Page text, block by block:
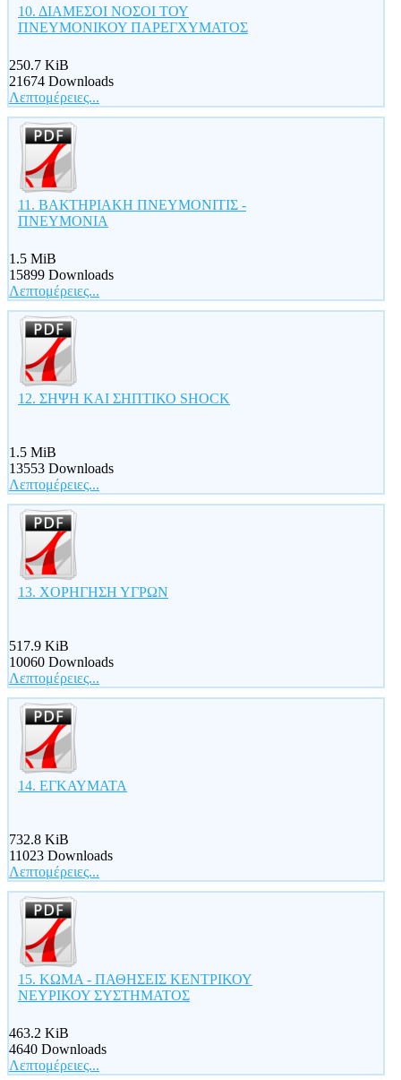
10. ΔΙΑΜΕΣΟΙ ΝΟΣΟΙ ΤΟΥ
ΠΝΕΥΜΟΝΙΚΟΥ ΠΑΡΕΓΧΥΜΑΤΟΣ
250.7 KiB
21674 Downloads
Λεπτομέρειες...
11. ΒΑΚΤΗΡΙΑΚΗ ΠΝΕΥΜΟΝΙΤΙΣ -
ΠΝΕΥΜΟΝΙΑ
1.5 MiB
15899 Downloads
Λεπτομέρειες...
12. ΣΗΨΗ ΚΑΙ ΣΗΠΤΙΚΟ SHOCK
1.5 MiB
13553 Downloads
Λεπτομέρειες...
13. ΧΟΡΗΓΗΣΗ ΥΓΡΩΝ
517.9 KiB
10060 Downloads
Λεπτομέρειες...
14. ΕΓΚΑΥΜΑΤΑ
732.8 KiB
11023 Downloads
Λεπτομέρειες...
15. ΚΩΜΑ - ΠΑΘΗΣΕΙΣ ΚΕΝΤΡΙΚΟΥ
ΝΕΥΡΙΚΟΥ ΣΥΣΤΗΜΑΤΟΣ
463.2 KiB
4640 Downloads
Λεπτομέρειες...